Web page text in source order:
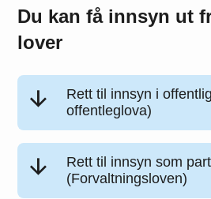
Du kan få innsyn ut
lover
Rett til innsyn i
offentleglova)
Rett til innsyn som
(Forvaltningsloven)